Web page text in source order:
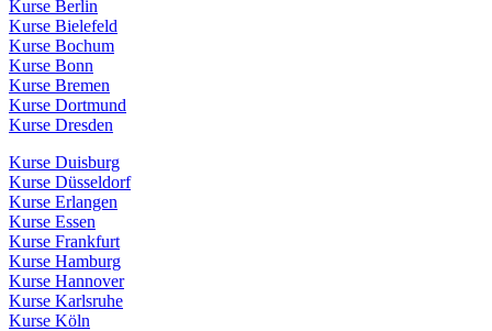
Kurse Berlin
Kurse Bielefeld
Kurse Bochum
Kurse Bonn
Kurse Bremen
Kurse Dortmund
Kurse Dresden
Kurse Duisburg
Kurse Düsseldorf
Kurse Erlangen
Kurse Essen
Kurse Frankfurt
Kurse Hamburg
Kurse Hannover
Kurse Karlsruhe
Kurse Köln